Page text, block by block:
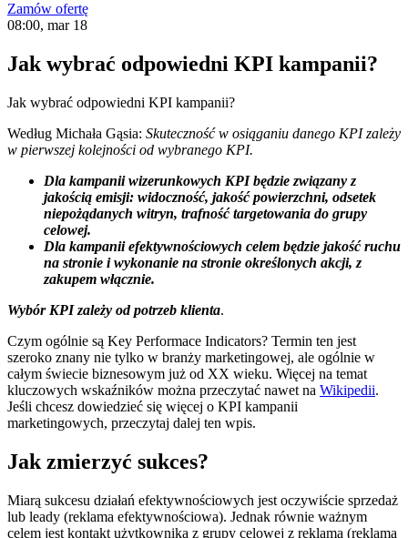
Zamów ofertę
08:00, mar 18
Jak wybrać odpowiedni KPI kampanii?
Jak wybrać odpowiedni KPI kampanii?
Według Michała Gąsia: Skuteczność w osiąganiu danego KPI zależy
w pierwszej kolejności od wybranego KPI.
Dla kampanii wizerunkowych KPI będzie związany z
jakością emisji: widoczność, jakość powierzchni, odsetek
niepożądanych witryn, trafność targetowania do grupy
celowej.
Dla kampanii efektywnościowych celem będzie jakość ruchu
na stronie i wykonanie na stronie określonych akcji, z
zakupem włącznie.
Wybór KPI zależy od potrzeb klienta.
Czym ogólnie są Key Performace Indicators? Termin ten jest
szeroko znany nie tylko w branży marketingowej, ale ogólnie w
całym świecie biznesowym już od XX wieku. Więcej na temat
kluczowych wskaźników można przeczytać nawet na Wikipedii.
Jeśli chcesz dowiedzieć się więcej o KPI kampanii
marketingowych, przeczytaj dalej ten wpis.
Jak zmierzyć sukces?
Miarą sukcesu działań efektywnościowych jest oczywiście sprzedaż
lub leady (reklama efektywnościowa). Jednak równie ważnym
celem jest kontakt użytkownika z grupy celowej z reklamą (reklama